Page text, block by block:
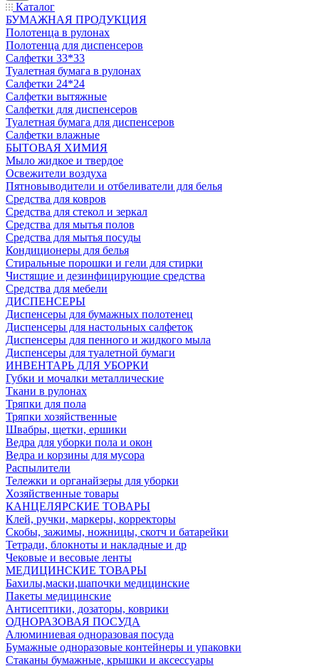
Каталог
БУМАЖНАЯ ПРОДУКЦИЯ
Полотенца в рулонах
Полотенца для диспенсеров
Салфетки 33*33
Туалетная бумага в рулонах
Салфетки 24*24
Салфетки вытяжные
Салфетки для диспенсеров
Туалетная бумага для диспенсеров
Салфетки влажные
БЫТОВАЯ ХИМИЯ
Мыло жидкое и твердое
Освежители воздуха
Пятновыводители и отбеливатели для белья
Средства для ковров
Средства для стекол и зеркал
Средства для мытья полов
Средства для мытья посуды
Кондиционеры для белья
Стиральные порошки и гели для стирки
Чистящие и дезинфицирующие средства
Средства для мебели
ДИСПЕНСЕРЫ
Диспенсеры для бумажных полотенец
Диспенсеры для настольных салфеток
Диспенсеры для пенного и жидкого мыла
Диспенсеры для туалетной бумаги
ИНВЕНТАРЬ ДЛЯ УБОРКИ
Губки и мочалки металлические
Ткани в рулонах
Тряпки для пола
Тряпки хозяйственные
Швабры, щетки, ершики
Ведра для уборки пола и окон
Ведра и корзины для мусора
Распылители
Тележки и органайзеры для уборки
Хозяйственные товары
КАНЦЕЛЯРСКИЕ ТОВАРЫ
Клей, ручки, маркеры, корректоры
Скобы, зажимы, ножницы, скотч и батарейки
Тетради, блокноты и накладные и др
Чековые и весовые ленты
МЕДИЦИНСКИЕ ТОВАРЫ
Бахилы,маски,шапочки медицинские
Пакеты медицинские
Антисептики, дозаторы, коврики
ОДНОРАЗОВАЯ ПОСУДА
Алюминиевая одноразовая посуда
Бумажные одноразовые контейнеры и упаковки
Стаканы бумажные, крышки и аксессуары